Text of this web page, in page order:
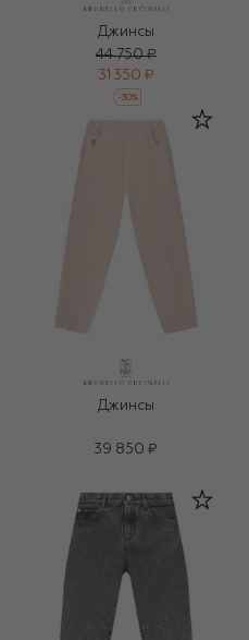
Джинсы
44 750 ₽
31 350 ₽
-30%
Джинсы
39 850 ₽